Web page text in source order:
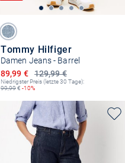
Tommy Hilfiger
Damen Jeans - Barrel
129,99 €
Ermäßigter Preis
89,99 €
Niedrigster Preis (letzte 30 Tage):
99,99€ -10%